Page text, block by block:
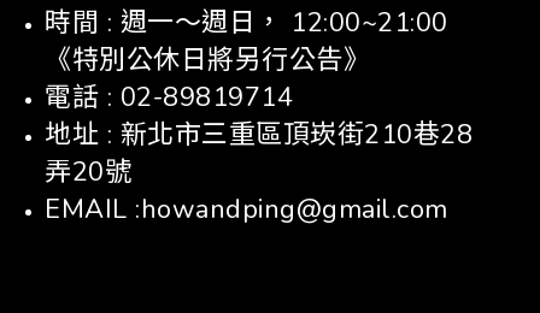
時間 : 週一～週日， 12:00~21:00
《特別公休日將另行公告》
電話 : 02-89819714
地址 : 新北市三重區頂崁街210巷28
弄20號
EMAIL :howandping@gmail.com